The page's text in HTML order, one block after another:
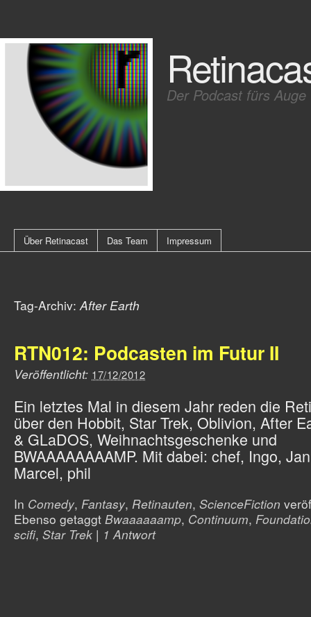
Der Podcast fürs Auge
Über Retinacast Das Team Impressum
Tag-Archiv:After Earth
RTN012: Podcasten im Futur II
Veröffentlicht: 17/12/2012
Ein letztes Mal in diesem Jahr reden die
über den Hobbit, Star Trek, Oblivion, After
& GLaDOS, Weihnachtsgeschenke und
BWAAAAAAAAMP. Mit dabei: chef, Ingo,
Marcel, phil
In Comedy, Fantasy, Retinauten, ScienceFiction
Ebenso getaggt Bwaaaaaamp, Continuum,
scifi, Star Trek | 1 Antwort